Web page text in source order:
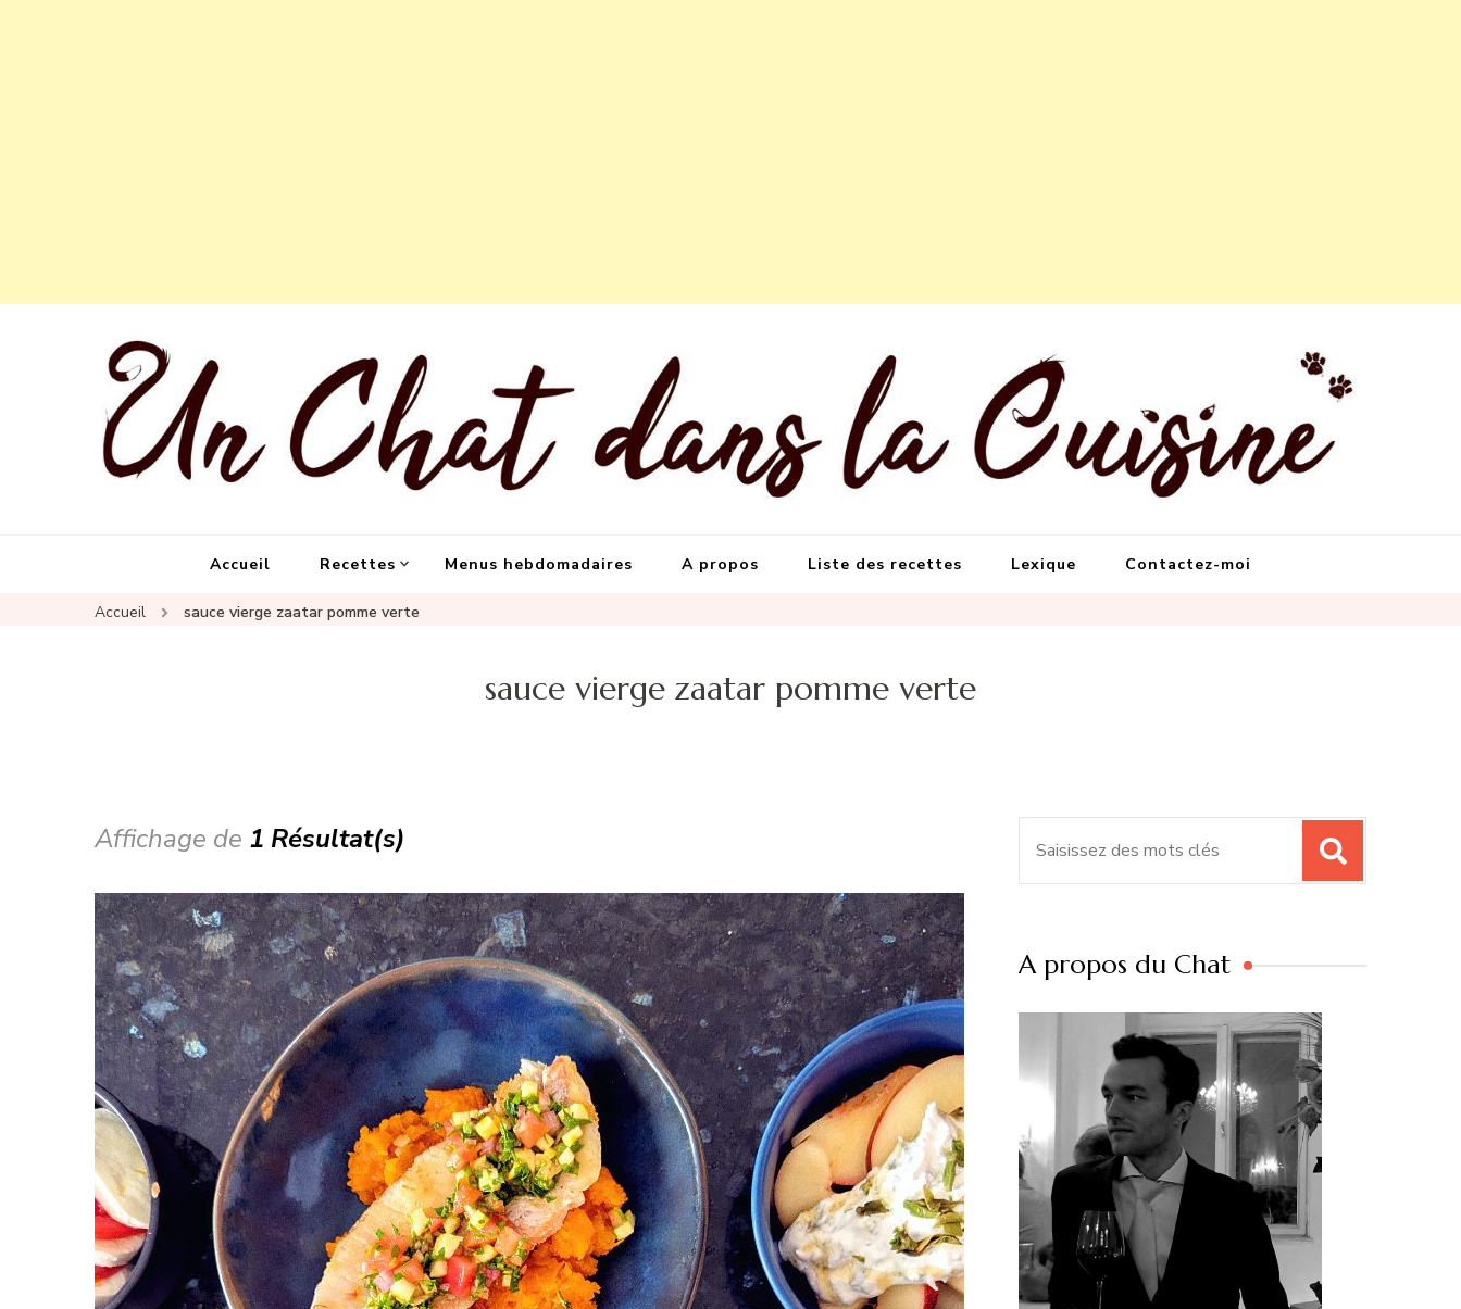
Accueil Recettes Menus hebdomadaires A propos Liste des recettes Lexique Contactez-moi
Accueil sauce vierge zaatar pomme verte
sauce vierge zaatar pomme verte
Affichage de 1 Résultat(s)
A propos du Chat